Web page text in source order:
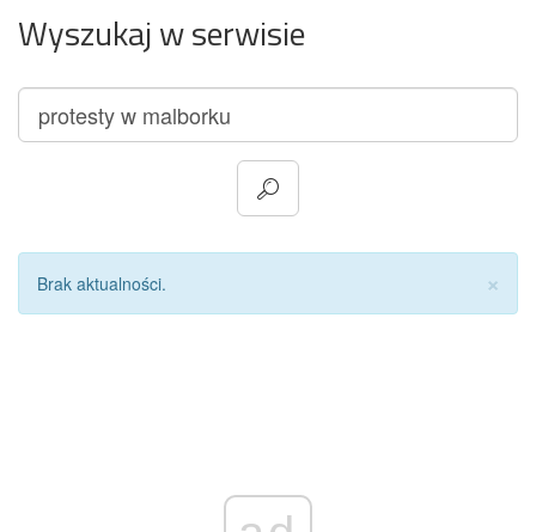
Wyszukaj w serwisie
×
Brak aktualności.